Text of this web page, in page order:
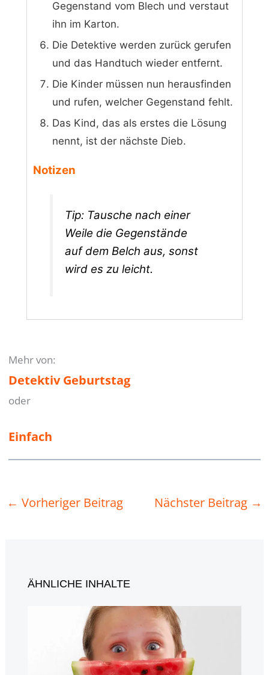
Gegenstand vom Blech und verstaut
ihn im Karton.
Die Detektive werden zurück gerufen
und das Handtuch wieder entfernt.
Die Kinder müssen nun herausfinden
und rufen, welcher Gegenstand fehlt.
Das Kind, das als erstes die Lösung
nennt, ist der nächste Dieb.
Notizen
Tip: Tausche nach einer
Weile die Gegenstände
auf dem Belch aus, sonst
wird es zu leicht.
Mehr von:
Detektiv Geburtstag
oder
Einfach
← Vorheriger Beitrag Nächster Beitrag →
ÄHNLICHE INHALTE